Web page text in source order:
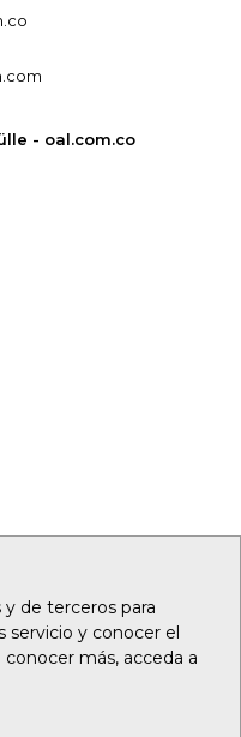
de terceros para
servicio y conocer el
más, acceda a
- oal.com.co